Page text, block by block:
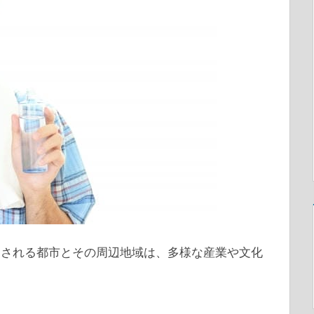
れる都市とその周辺地域は、多様な産業や文化